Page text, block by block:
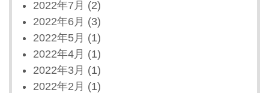
2022年7月 (2)
2022年6月 (3)
2022年5月 (1)
2022年4月 (1)
2022年3月 (1)
2022年2月 (1)